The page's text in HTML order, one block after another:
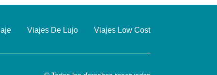
Viajes De Lujo Viajes Low Cost